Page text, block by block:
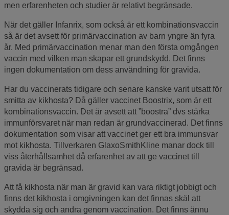
men erfarenheten och studier är relativt begränsade.
När det gäller Infanrix, som också är ett kombinationsvaccin
så är det avsett för primärvaccination av barn yngre än fyra
år. Med primärvaccination menar man den första omgången
vaccin med vilken man skapar ett grundskydd. Det finns
ingen dokumentation om dess användning för gravida.
Har du vaccinerats tidigare och senare kanske varit utsatt för
smitta av kikhosta? Då gäller vaccinet Boostrix, som är ett
kombinationsvaccin. Det är avsett att ”boostra” dvs stärka
immunförsvaret när man redan är grundvaccinerad. Det finns
dokumentation som visar att vaccinet ger ett bra immunsvar
mot kikhosta. Tillverkaren GlaxoSmithKline manar dock till
viss återhållsamhet då erfarenhet av att ge vaccinet till
gravida är begränsad.
Att få kikhosta när man är gravid kan vara riktigt jobbigt och
finns det kikhosta i omgivningen kan det finnas skäl att
skydda sig och andra genom vaccination. Det finns ännu